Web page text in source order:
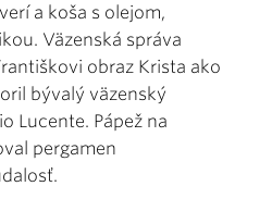
a koša s olejom,
Väzenská správa
obraz Krista ako
bývalý väzenský
Lucente. Pápež na
pergamen